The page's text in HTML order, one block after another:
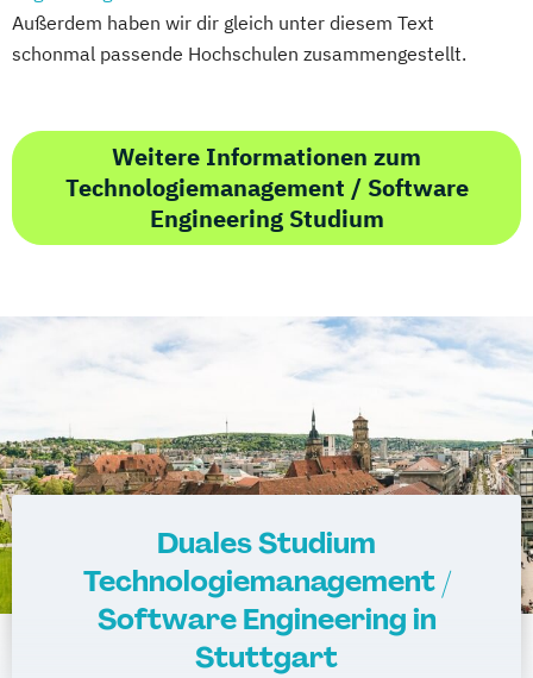
Außerdem haben wir dir gleich unter diesem Text
schonmal passende Hochschulen zusammengestellt.
Weitere Informationen zum
Technologiemanagement / Software
Engineering Studium
Duales Studium
Technologiemanagement /
Software Engineering in
Stuttgart